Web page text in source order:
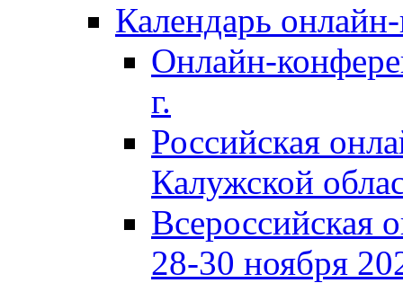
Календарь
Онлайн-
г.
Российская
Калужской
Всероссийская
28-30 ноября